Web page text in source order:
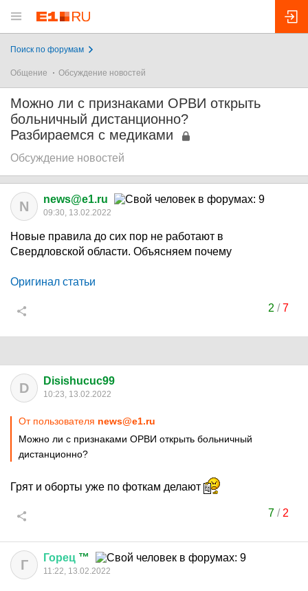
Поиск по форумам
Общение Обсуждение новостей
Можно ли с признаками ОРВИ открыть
больничный дистанционно?
Разбираемся с медиками
Обсуждение новостей
N news@e1.ru
09:30, 13.02.2022
Новые правила до сих пор не работают в
Свердловской области. Объясняем почему
Оригинал статьи
2 /7
D Disishucuc99
10:23, 13.02.2022
От пользователя news@e1.ru
Можно ли с признаками ОРВИ открыть больничный
дистанционно?
Грят и оборты уже по фоткам делают
7/ 2
Г Горец ™
11:22, 13.02.2022